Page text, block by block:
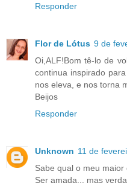
Responder
Flor de Lótus 9 de
Oi,ALF!Bom tê-lo de
continua inspirado
nos eleva, e nos torna
Beijos
Responder
Unknown 11 de
Sabe qual o meu maior
Ser amada... mas